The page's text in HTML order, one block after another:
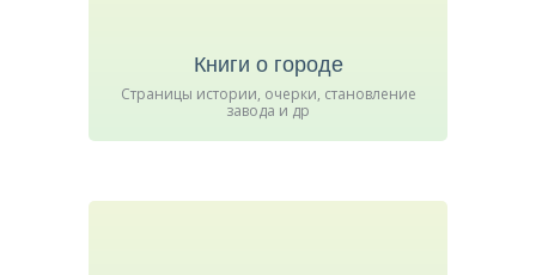
Книги о городе
Страницы истории, очерки, становление
завода и др